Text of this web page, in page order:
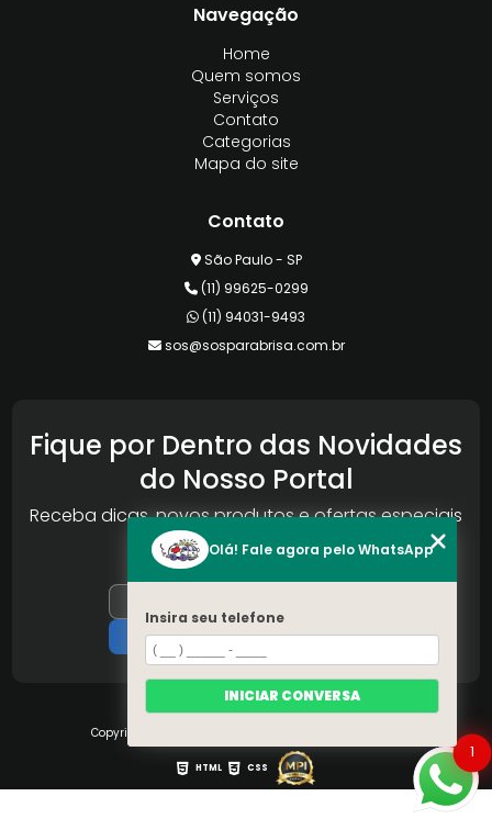
Navegação
Home
Quem somos
Serviços
Contato
Categorias
Mapa do site
Contato
São Paulo - SP
(11) 99625-0299
(11) 94031-9493
sos@sosparabrisa.com.br
Fique por Dentro das Novidades
do Nosso Portal
Receba dicas, novos produtos e ofertas especiais
da Reconlog
Copyright © S.O.S Pára-brisa. (Lei 9610 de 19/02/1998)
HTML CSS
1
Olá! Fale agora pelo WhatsApp
Insira seu telefone
INICIAR CONVERSA